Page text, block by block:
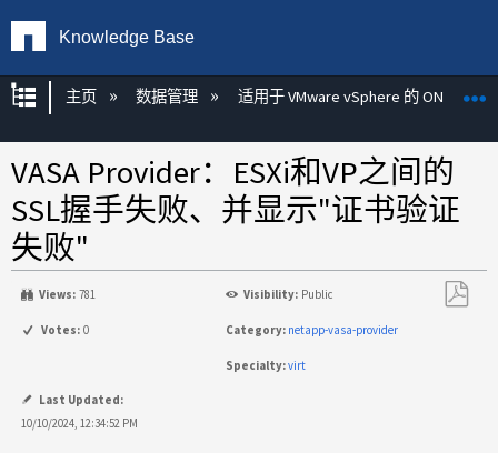
Knowledge Base
扩展/隐缩全局层次
主页 数据管理 适用于 VMware vSphere 的 ONTAP 工
VASA Provider：ESXi和VP之间的
SSL握手失败、并显示"证书验证
失败"
Views: 781 Visibility: Public
Votes: 0 Category: netapp-vasa-provider
Specialty:virt
Last Updated:
10/10/2024, 12:34:52 PM